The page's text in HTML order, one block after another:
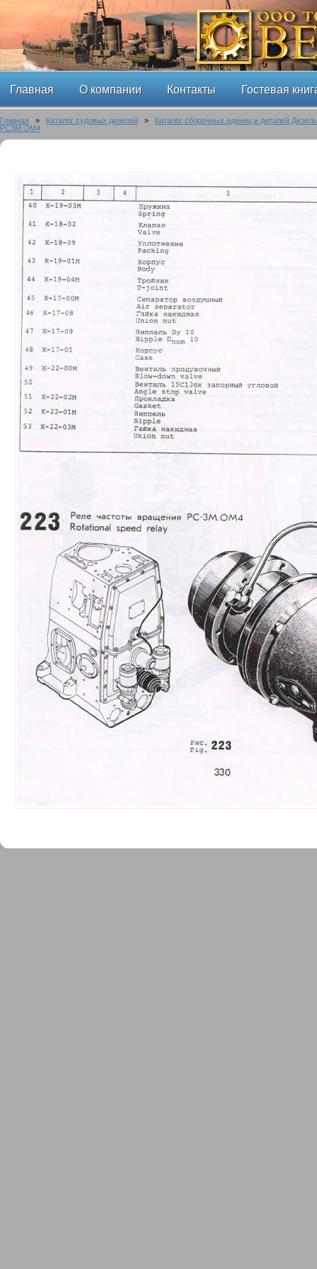
Главная О компании Контакты Гостевая
Главная » Каталог судовых дизелей » Каталог сборочных единиц и деталей
РС3М.ОМ4